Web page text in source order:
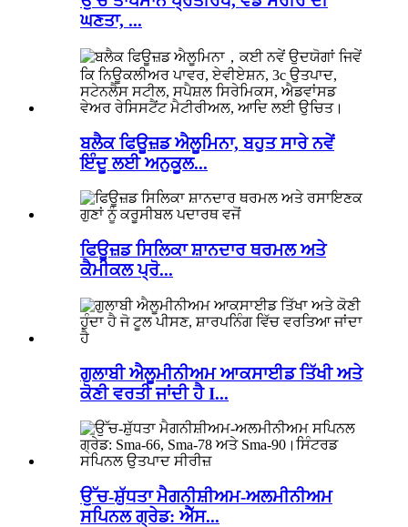
ਘਣਤਾ, ...
ਬਲੈਕ ਫਿਊਜ਼ਡ ਐਲੂਮਿਨਾ, ਬਹੁਤ ਸਾਰੇ ਨਵੇਂ
ਇੰਦੂ ਲਈ ਅਨੁਕੂਲ...
ਫਿਊਜ਼ਡ ਸਿਲਿਕਾ ਸ਼ਾਨਦਾਰ ਥਰਮਲ ਅਤੇ
ਕੈਮੀਕਲ ਪ੍ਰੋ...
ਗੁਲਾਬੀ ਐਲੂਮੀਨੀਅਮ ਆਕਸਾਈਡ ਤਿੱਖੀ ਅਤੇ
ਕੋਣੀ ਵਰਤੀ ਜਾਂਦੀ ਹੈ I...
ਉੱਚ-ਸ਼ੁੱਧਤਾ ਮੈਗਨੀਸ਼ੀਅਮ-ਅਲਮੀਨੀਅਮ
ਸਪਿਨਲ ਗ੍ਰੇਡ: ਐੱਸ...